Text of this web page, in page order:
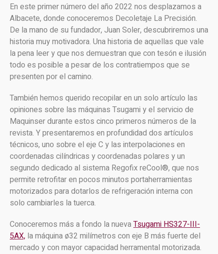
En este primer número del año 2022 nos desplazamos a
Albacete, donde conoceremos Decoletaje La Precisión.
De la mano de su fundador, Juan Soler, descubriremos una
historia muy motivadora. Una historia de aquellas que vale
la pena leer y que nos demuestran que con tesón e ilusión
todo es posible a pesar de los contratiempos que se
presenten por el camino.
También hemos querido recopilar en un solo artículo las
opiniones sobre las máquinas Tsugami y el servicio de
Maquinser durante estos cinco primeros números de la
revista. Y presentaremos en profundidad dos artículos
técnicos, uno sobre el eje C y las interpolaciones en
coordenadas cilíndricas y coordenadas polares y un
segundo dedicado al sistema Regofix reCool®, que nos
permite retrofitar en pocos minutos portaherramientas
motorizados para dotarlos de refrigeración interna con
solo cambiarles la tuerca.
Conoceremos más a fondo la nuevaTsugami HS327-III-
5AX, la máquina ø32 milímetros con eje B más fuerte del
mercado y con mayor capacidad herramental motorizada.